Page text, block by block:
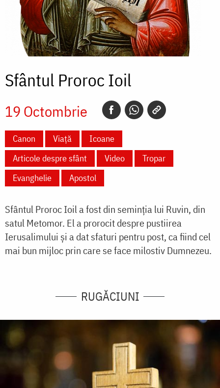
Sfântul Proroc Ioil
19 Octombrie
Canon Viață
Icoane
Articole despre sfânt
Video
Tropar
Evanghelie
Apostol
Sfântul Proroc Ioil a fost din seminția lui Ruvin, din
satul Metomor. El a prorocit despre pustiirea
Ierusalimului și a dat sfaturi pentru post, ca fiind cel
mai bun mijloc prin care se face milostiv Dumnezeu.
RUGĂCIUNI